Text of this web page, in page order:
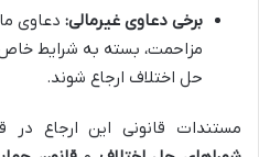
برخی دعاوی غیرمالی: دعاوی
مزاحمت، بسته به شرایط
حل اختلاف ارجاع شوند.
مستندات قانونی این ارجاع در